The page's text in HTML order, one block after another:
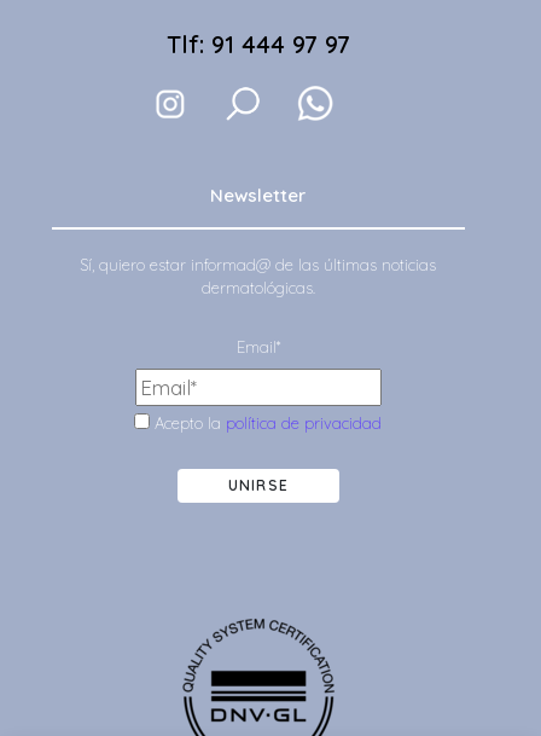
Tlf: 91 444 97 97
Newsletter
Sí, quiero estar informad@ de las últimas noticias
dermatológicas.
Email*
Acepto la política de privacidad
UNIRSE